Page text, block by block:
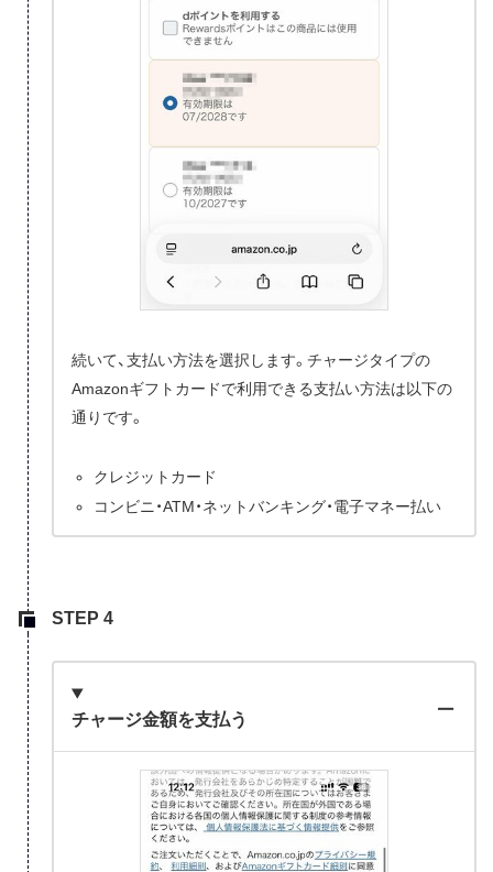
続いて、支払い方法を選択します。チャージタイプの
Amazonギフトカードで利用できる支払い方法は以下の
通りです。
クレジットカード
コンビニ・ATM・ネットバンキング・電子マネー払い
チャージ金額を支払う